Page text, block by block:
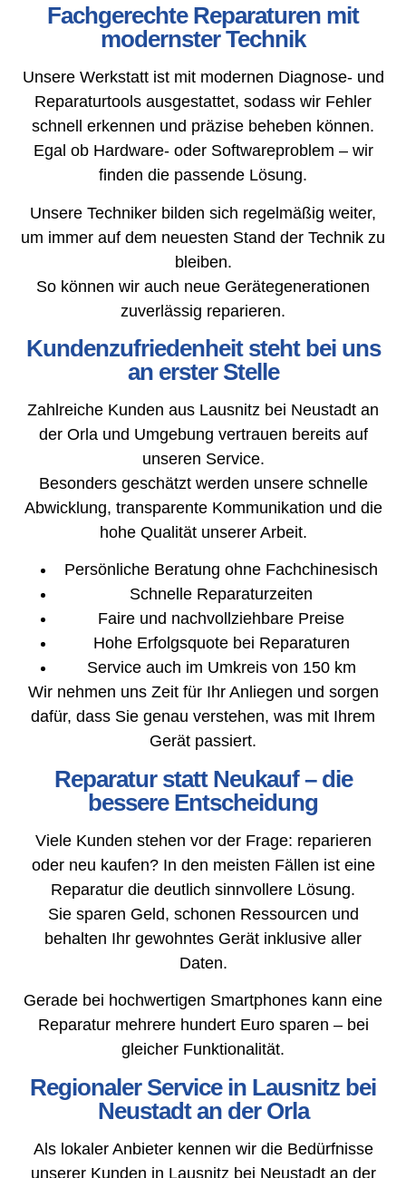
Fachgerechte Reparaturen mit
modernster Technik
Unsere Werkstatt ist mit modernen Diagnose- und
Reparaturtools ausgestattet, sodass wir Fehler
schnell erkennen und präzise beheben können.
Egal ob Hardware- oder Softwareproblem – wir
finden die passende Lösung.
Unsere Techniker bilden sich regelmäßig weiter,
um immer auf dem neuesten Stand der Technik zu
bleiben.
So können wir auch neue Gerätegenerationen
zuverlässig reparieren.
Kundenzufriedenheit steht bei uns
an erster Stelle
Zahlreiche Kunden aus Lausnitz bei Neustadt an
der Orla und Umgebung vertrauen bereits auf
unseren Service.
Besonders geschätzt werden unsere schnelle
Abwicklung, transparente Kommunikation und die
hohe Qualität unserer Arbeit.
Persönliche Beratung ohne Fachchinesisch
Schnelle Reparaturzeiten
Faire und nachvollziehbare Preise
Hohe Erfolgsquote bei Reparaturen
Service auch im Umkreis von 150 km
Wir nehmen uns Zeit für Ihr Anliegen und sorgen
dafür, dass Sie genau verstehen, was mit Ihrem
Gerät passiert.
Reparatur statt Neukauf – die
bessere Entscheidung
Viele Kunden stehen vor der Frage: reparieren
oder neu kaufen? In den meisten Fällen ist eine
Reparatur die deutlich sinnvollere Lösung.
Sie sparen Geld, schonen Ressourcen und
behalten Ihr gewohntes Gerät inklusive aller
Daten.
Gerade bei hochwertigen Smartphones kann eine
Reparatur mehrere hundert Euro sparen – bei
gleicher Funktionalität.
Regionaler Service in Lausnitz bei
Neustadt an der Orla
Als lokaler Anbieter kennen wir die Bedürfnisse
unserer Kunden in Lausnitz bei Neustadt an der